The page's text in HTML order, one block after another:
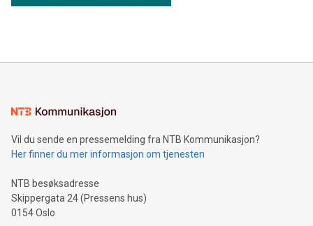
Vil du sende en pressemelding fra NTB Kommunikasjon?
Her finner du mer informasjon om tjenesten
NTB besøksadresse
Skippergata 24 (Pressens hus)
0154 Oslo